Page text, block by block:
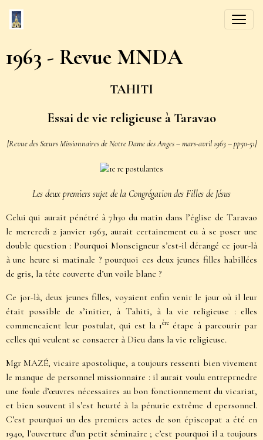
1963 - Revue MNDA
TAHITI
Essai de vie religieuse à Taravao
[Revue des Sœurs Missionnaires de Notre Dame des Anges – mars-avril 1963 – pp50-51]
Les deux premiers sujet de la Congrégation des Filles de Jésus
Celui qui aurait pénétré à 7h30 du matin dans l’église de Taravao
le mercredi 2 janvier 1963, aurait certainement eu à se poser une
double question : Pourquoi Monseigneur s’est-il dérangé ce jour-là
à une heure si matinale ? pourquoi ces deux jeunes filles habillées
de gris, la tête couverte d’un voile blanc ?
Ce jor-là, deux jeunes filles, voyaient enfin venir le jour où il leur
était possible de s’initier, à Tahiti, à la vie religieuse : elles
commencaient leur postulat, qui est la 1ère étape à parcourir par
celles qui veulent se consacrer à Dieu dans la vie religieuse.
Mgr MAZÉ, vicaire apostolique, a toujours ressenti bien vivement
le manque de personnel missionnaire : il aurait voulu entreprnedre
une foule d’œuvres nécessaires au bon fonctionnement du vicariat,
et bien souvent il s’est heurté à la pénurie extrême d epersonnel.
C’est pourquoi un des premiers actes de son épiscopat a été en
1940, l’ouverture d’un petit séminaire ; c’est pourquoi il a toujours